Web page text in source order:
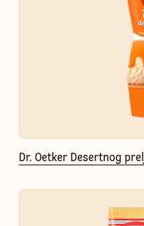
Dr. Oetker Desertnog